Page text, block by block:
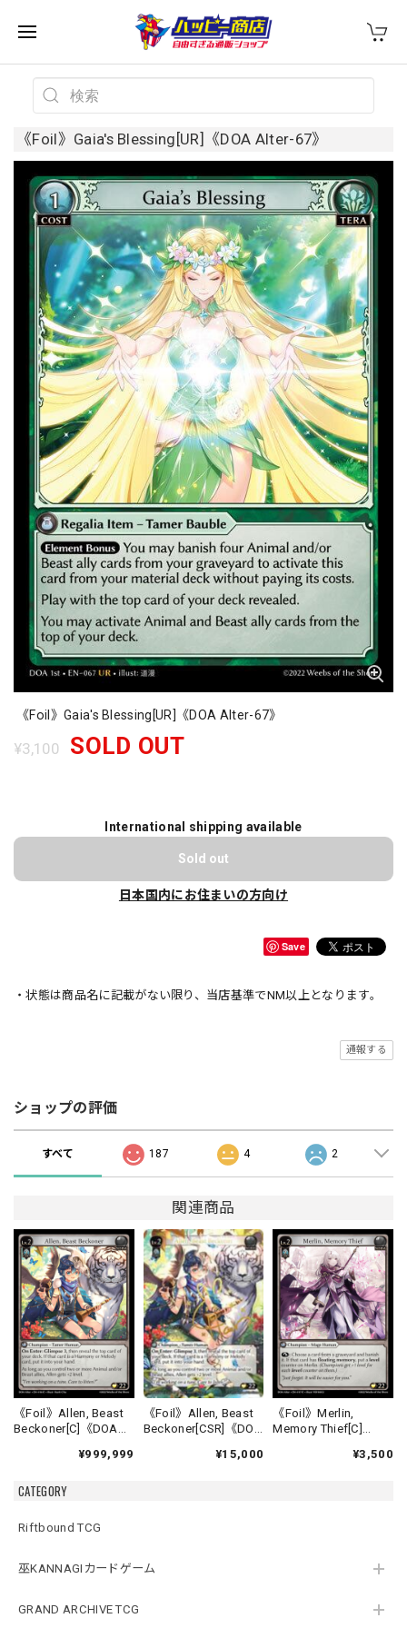
CATEGORY
Riftbound TCG
巫KANNAGIカードゲーム
GRAND ARCHIVE TCG
《Foil》Gaia's Blessing[UR]《DOA Alter-67》
《Foil》Gaia's Blessing[UR]《DOA Alter-67》
¥3,100 SOLD OUT
International shipping available
Sold out
日本国内にお住まいの方向け
Save
・状態は商品名に記載がない限り、当店基準でNM以上となります。
通報する
ショップの評価
すべて 187 4 2
関連商品
《Foil》Allen, Beast
Beckoner[C]《DOA
¥999,999
《Foil》Allen, Beast
Beckoner[CSR]《DOA
¥15,000
《Foil》Merlin,
Memory Thief[C]
¥3,500